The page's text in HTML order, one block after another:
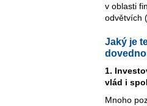
v oblasti
odvětvích
Jaký je
1.
vlád i
Mnoho